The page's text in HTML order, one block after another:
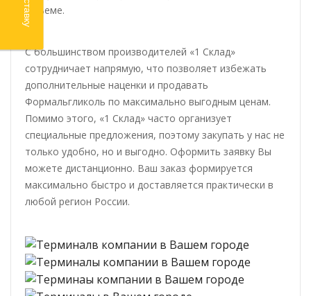
объеме.
С большинством производителей «1 Склад»
сотрудничает напрямую, что позволяет избежать
дополнительные наценки и продавать
Формальгликоль по максимально выгодным ценам.
Помимо этого, «1 Склад» часто организует
специальные предложения, поэтому закупать у нас не
только удобно, но и выгодно. Оформить заявку Вы
можете дистанционно. Ваш заказ формируется
максимально быстро и доставляется практически в
любой регион России.